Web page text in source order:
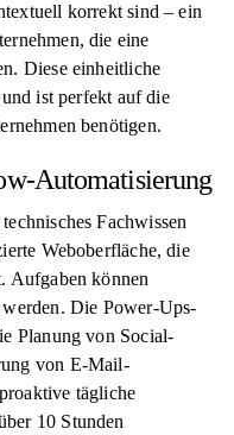
korrekt sind – ein
die eine
Diese einheitliche
ist perfekt auf die
benötigen.
Automatisierung
Fachwissen
Weboberfläche, die
Aufgaben können
Die Power-Ups-
Planung von Social-
von E-Mail-
tägliche
10 Stunden